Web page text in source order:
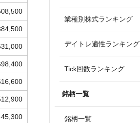
業種別株式ランキング
デイトレ適性ランキング
Tick回数ランキング
銘柄一覧
銘柄一覧